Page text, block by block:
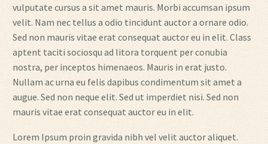
vulputate cursus a sit amet mauris. Morbi accumsan ipsum
velit. Nam nec tellus a odio tincidunt auctor a ornare odio.
Sed non mauris vitae erat consequat auctor eu in elit. Class
aptent taciti sociosqu ad litora torquent per conubia
nostra, per inceptos himenaeos. Mauris in erat justo.
Nullam ac urna eu felis dapibus condimentum sit amet a
augue. Sed non neque elit. Sed ut imperdiet nisi. Sed non
mauris vitae erat consequat auctor eu in elit.
Lorem Ipsum proin gravida nibh vel velit auctor aliquet.